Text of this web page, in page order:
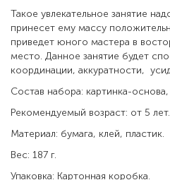
Такое увлекательное занятие
принесет ему массу
приведет юного мастера в
место. Данное занятие будет
координации, аккуратности,
Состав набора: картинка-
Рекомендуемый возраст: от 5 лет.
Материал: бумага, клей, пластик.
Вес: 187 г.
Упаковка: Картонная коробка.